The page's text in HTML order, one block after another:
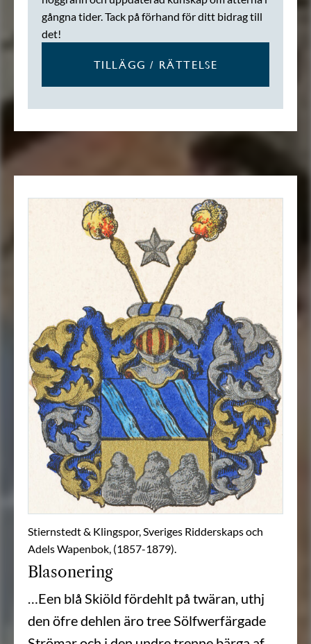
gångna tider. Tack på förhand för ditt bidrag till
det!
TILLÄGG / RÄTTELSE
Stiernstedt & Klingspor, Sveriges Ridderskaps och
Adels Wapenbok, (1857-1879).
Blasonering
…Een blå Skiöld fördehlt på twäran, uthj
den öfre dehlen äro tree Sölfwerfärgade